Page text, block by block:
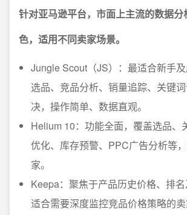
针对亚马逊平台，市面上主流的数据分
色，适用不同卖家场景。
Jungle Scout（JS）：最适合新手及
选品、竞品分析、销量追踪、关键
决，操作简单、数据直观。
Helium 10：功能全面，覆盖选品、
优化、库存预警、PPC广告分析等
家。
Keepa：聚焦于产品历史价格、排名
适合需要深度监控竞品价格策略的卖